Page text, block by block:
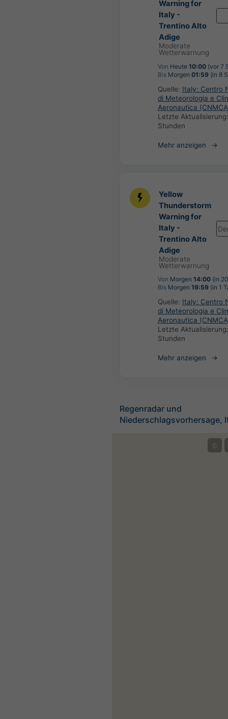
Warning for
Italy -
Trentino Alto
Adige
Moderate
Wetterwarnung
Von Heute 10:00 (vor 7
Bis Morgen 01:59 (in 8
Quelle: Italy: Centro
di Meteorologia e
Aeronautica
Letzte
Stunden
Mehr anzeigen
Yellow
Thunderstorm
Warning for
Italy -
Trentino Alto
Adige
Moderate
Wetterwarnung
Von Morgen 14:00 (in
Bis Morgen 19:59 (in 1
Quelle: Italy: Centro
di Meteorologia e
Aeronautica
Letzte
Stunden
Mehr anzeigen
Regenradar und
Niederschlagsvorhersage,
©